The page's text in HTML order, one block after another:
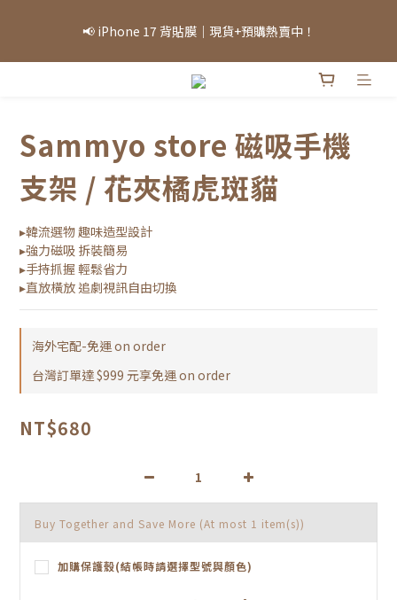
庫存為準，敬請見諒。」
📢 iPhone 17 背貼膜｜現貨+預購熱賣中！
「因部分商品熱銷，部分庫存可能需等候，實際出貨情況將依當日
Sammyo store 磁吸手機
支架 / 花夾橘虎斑貓
▸韓流選物 趣味造型設計
▸強力磁吸 拆裝簡易
▸手持抓握 輕鬆省力
▸直放橫放 追劇視訊自由切換
海外宅配-免運 on order
台灣訂單達 $999 元享免運 on order
NT$680
Buy Together and Save More (At most 1 item(s))
加購保護殼(結帳時請選擇型號與顏色)